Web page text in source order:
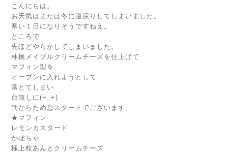
こんにちは。
お天気はまたは冬に逆戻りしてしまいました。
寒い１日になりそうですねえ。
ところで
先ほどやらかしてしまいました。
林檎メイプルクリームチーズを仕上げて
マフィン型を
オーブンに入れようとして
落とてしまい
台無しに(+_+)
朝からため息スタートでございます。
★マフィン
レモンカスタード
かぼちゃ
極上粒あんとクリームチーズ